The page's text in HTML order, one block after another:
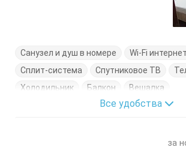
Санузел и душ в номере
Wi-Fi интернет
Сплит-система
Спутниковое ТВ
Холодильник
Балкон
Вешалка
Душевые принадлежности
Кровать
Все удобства
за